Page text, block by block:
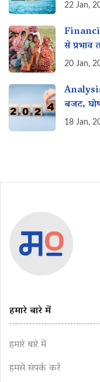
22 Jan,
से
20 Jan,
बजट,
महिलाओं
18 Jan,
हमारे बारे में
हमारे बारे में
हमसे संपर्क करें